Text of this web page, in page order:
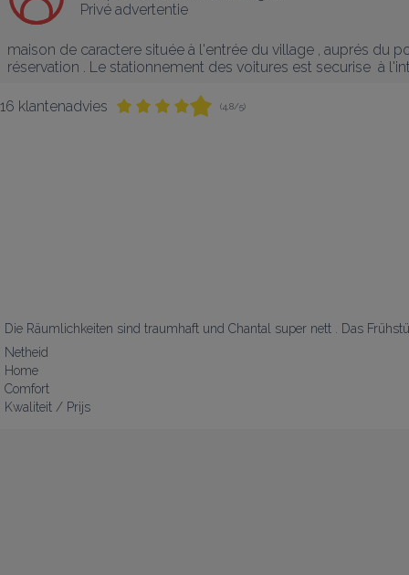
Privé advertentie
maison de caractere située à l'entrée du village , auprés du
réservation . Le stationnement des voitures est securise  à
16 klantenadvies (4,8/5)
Die Räumlichkeiten sind traumhaft und Chantal super nett . Das
Netheid
Home
Comfort
Kwaliteit / Prijs